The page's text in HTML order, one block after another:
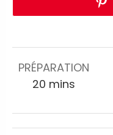
PRÉPARATION
20 mins